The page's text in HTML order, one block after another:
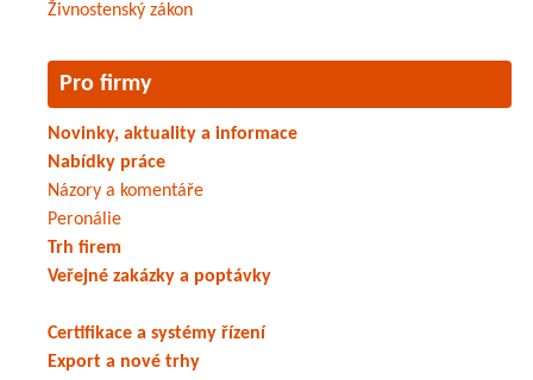
Živnostenský zákon
Pro firmy
Novinky, aktuality a informace
Nabídky práce
Názory a komentáře
Peronálie
Trh firem
Veřejné zakázky a poptávky
Certifikace a systémy řízení
Export a nové trhy